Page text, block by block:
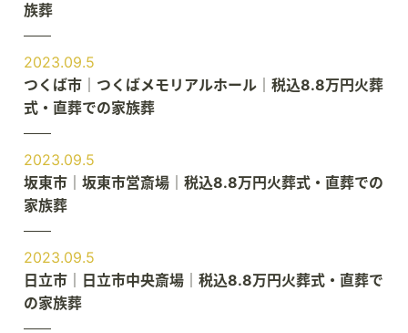
族葬
2023.09.5
つくば市｜つくばメモリアルホール｜税込8.8万円火葬
式・直葬での家族葬
2023.09.5
坂東市｜坂東市営斎場｜税込8.8万円火葬式・直葬での
家族葬
2023.09.5
日立市｜日立市中央斎場｜税込8.8万円火葬式・直葬で
の家族葬